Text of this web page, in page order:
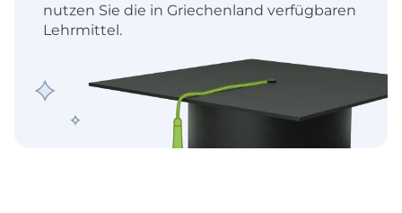
nutzen Sie die in Griechenland verfügbaren
Lehrmittel.